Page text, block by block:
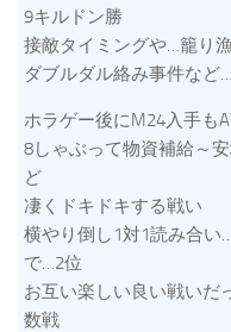
9キルドン勝
接敵タイミングや…籠り
ダブルダル絡み事件など…
ホラゲー後にM24入手も
8しゃぶって物資補給～
ど
凄くドキドキする戦い
横やり倒し1対1読み合い
で…2位
お互い楽しい良い戦いだ
数戦